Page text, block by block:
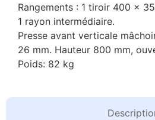
Rangements : 1 tiroir 400 x
1 rayon intermédiaire.
Presse avant verticale
26 mm. Hauteur 800 mm,
Poids: 82 kg